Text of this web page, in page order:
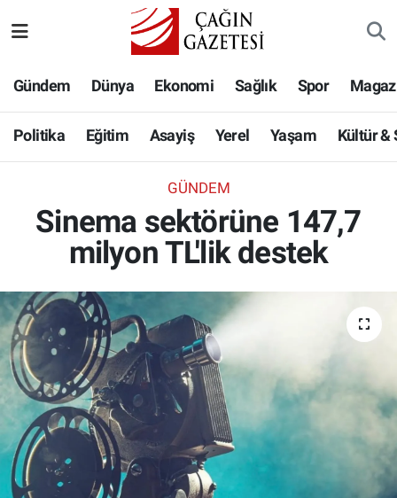
Gündem Dünya Ekonomi Sağlık Spor
Politika Eğitim Asayiş Yerel Yaşam Kültür &
GÜNDEM
Sinema sektörüne 147,7
milyon TL'lik destek
Eğitim
Asayiş
Yaşam
Kültür & Sanat
Bilim-Teknoloji
Köşe Yazıları
Röportaj
Video Galeri
Hava Durumu
Namaz Vakitleri
Süper Lig Puan Durumu ve Fikstür
Tüm Manşetler
Son Dakika Haberleri
Haber Arşivi